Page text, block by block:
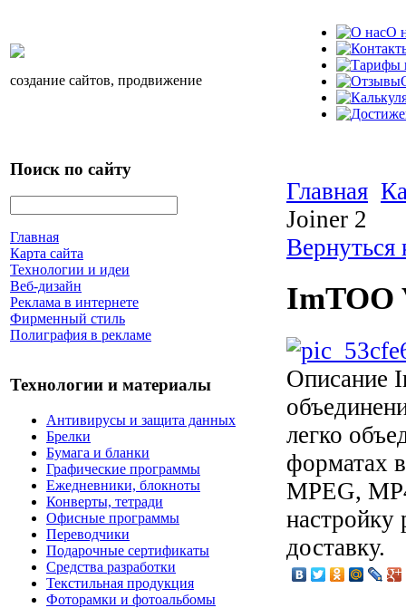
создание сайтов, продвижение
О
Поиск по сайту
Главная
Карта сайта
Технологии и идеи
Веб-дизайн
Реклама в интернете
Фирменный стиль
Полиграфия в рекламе
Технологии и материалы
Антивирусы и защита данных
Брелки
Бумага и бланки
Графические программы
Ежедневники, блокноты
Конверты, тетради
Офисные программы
Переводчики
Подарочные сертификаты
Средства разработки
Текстильная продукция
Фоторамки и фотоальбомы
Главная
Joiner 2
Вернуться
ImTOO
Описание
легко
форматах
MPEG,
настройку
доставку.